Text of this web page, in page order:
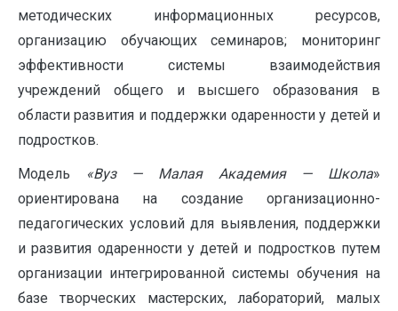
методических информационных ресурсов,
организацию обучающих семинаров; мониторинг
эффективности системы взаимодействия
учреждений общего и высшего образования в
области развития и поддержки одаренности у детей и
подростков.
Модель
«Вуз — Малая Академия — Школа»
ориентирована на создание организационно-
педагогических условий для выявления, поддержки
и развития одаренности у детей и подростков путем
организации интегрированной системы обучения на
базе творческих мастерских, лабораторий, малых